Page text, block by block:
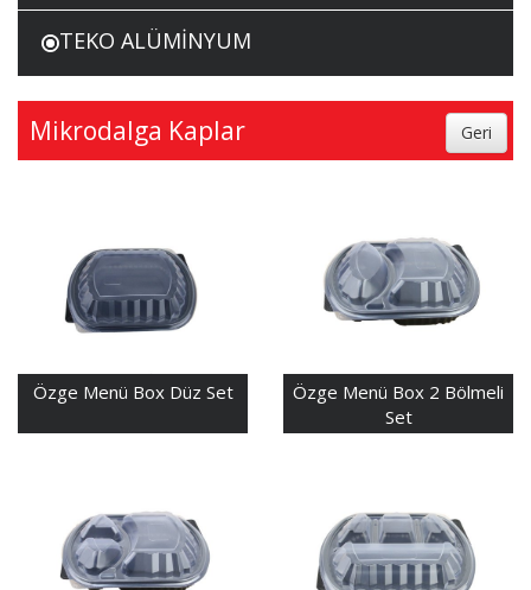
TEKO ALÜMİNYUM
Mikrodalga Kaplar
Özge Menü Box Düz Set
Özge Menü Box 2 Bölmeli
Set